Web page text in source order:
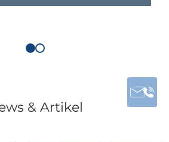
& Artikel